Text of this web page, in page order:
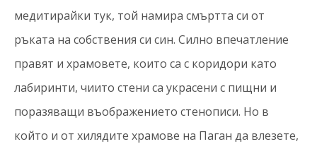
медитирайки тук, той намира смъртта си от
ръката на собствения си син. Силно впечатление
правят и храмовете, които са с коридори като
лабиринти, чиито стени са украсени с пищни и
поразяващи въображението стенописи. Но в
който и от хилядите храмове на Паган да влезете,